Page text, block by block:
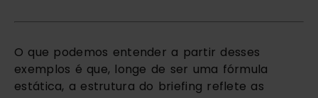
O que podemos entender a partir desses
exemplos é que, longe de ser uma fórmula
estática, a estrutura do briefing reflete as